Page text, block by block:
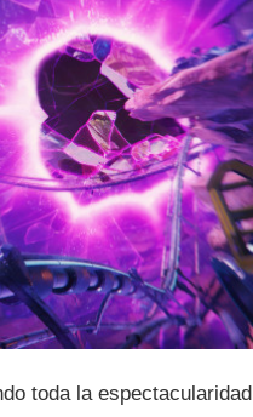
toda la espectacularidad